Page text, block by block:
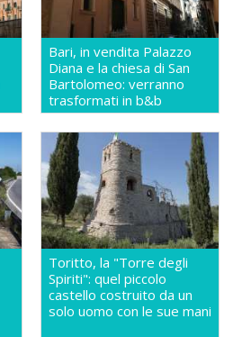
Bari, in vendita Palazzo
Diana e la chiesa di San
Bartolomeo: verranno
trasformati in b&b
Toritto, la "Torre degli
Spiriti": quel piccolo
castello costruito da un
solo uomo con le sue mani